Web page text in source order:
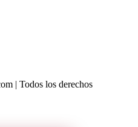
| Todos los derechos